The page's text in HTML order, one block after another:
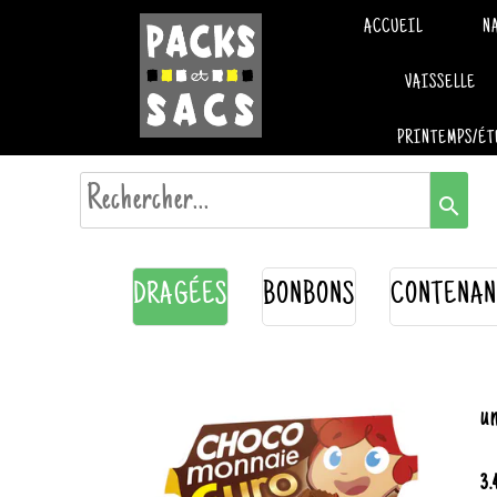
ACCUEIL
VAISSELLE
PRINTEMPS/
search
DRAGÉES BONBONS